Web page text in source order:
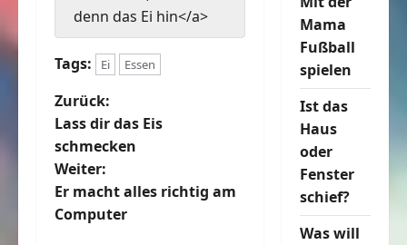
denn das Ei hin</a>
Tags: Ei Essen
B
e
i
t
Zurück:
Lass dir das Eis
schmecken
Weiter:
Er macht alles richtig am
Computer
Mama
Fußball
spielen
Ist das
Haus
oder
Fenster
schief?
Was will